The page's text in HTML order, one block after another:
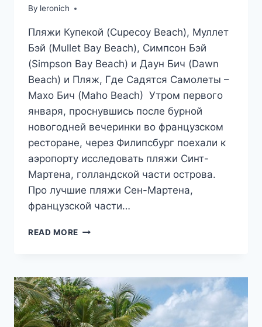
By leronich
Пляжи Купекой (Cupecoy Beach), Муллет
Бэй (Mullet Bay Beach), Симпсон Бэй
(Simpson Bay Beach) и Даун Бич (Dawn
Beach) и Пляж, Где Садятся Самолеты –
Махо Бич (Maho Beach) Утром первого
января, проснувшись после бурной
новогодней вечеринки во французском
ресторане, через Филипсбург поехали к
аэропорту исследовать пляжи Синт-
Мартена, голландской части острова.
Про лучшие пляжи Сен-Мартена,
французской части…
READ MORE ЛУЧШИЕ
(ГОЛЛАНДСКАЯ
ЧАСТЬ
ОСТРОВА)